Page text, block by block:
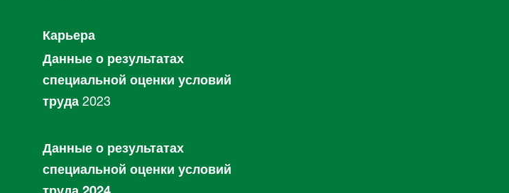
Карьера
Данные о результатах
специальной оценки условий
труда 2023
Данные о результатах
специальной оценки условий